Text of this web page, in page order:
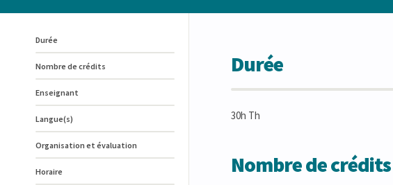
Durée
Nombre de crédits
Enseignant
Langue(s)
Organisation et évaluation
Horaire
Durée
30h Th
Nombre de crédits